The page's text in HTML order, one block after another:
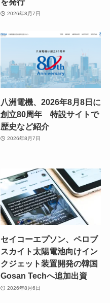
2026年8月7日
八洲電機、2026年8月8日に
創立80周年 特設サイトで
歴史など紹介
2026年8月7日
セイコーエプソン、ペロブ
スカイト太陽電池向けイン
クジェット装置開発の韓国
Gosan Techへ追加出資
2026年8月6日